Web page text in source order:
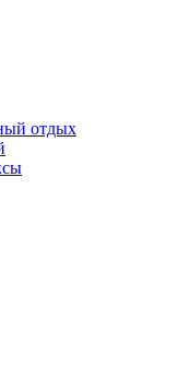
отдых